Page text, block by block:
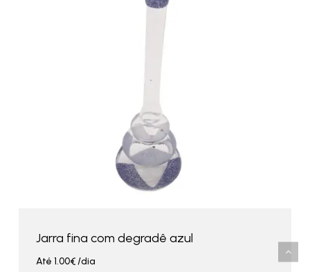
Jarra fina com degradê azul
Até 1.00€/dia